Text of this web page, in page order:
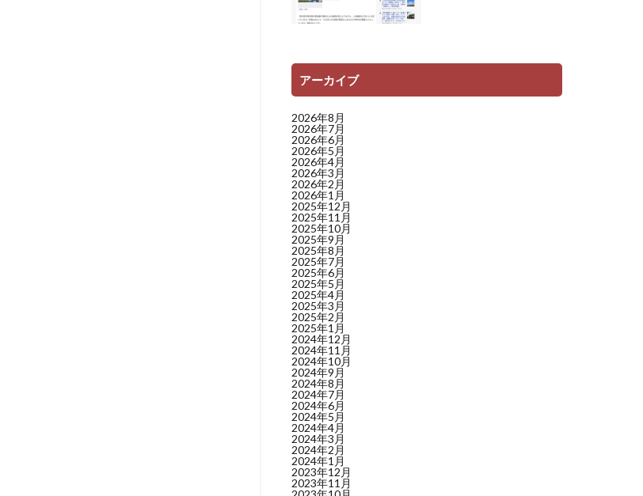
アーカイブ
2026年8月
2026年7月
2026年6月
2026年5月
2026年4月
2026年3月
2026年2月
2026年1月
2025年12月
2025年11月
2025年10月
2025年9月
2025年8月
2025年7月
2025年6月
2025年5月
2025年4月
2025年3月
2025年2月
2025年1月
2024年12月
2024年11月
2024年10月
2024年9月
2024年8月
2024年7月
2024年6月
2024年5月
2024年4月
2024年3月
2024年2月
2024年1月
2023年12月
2023年11月